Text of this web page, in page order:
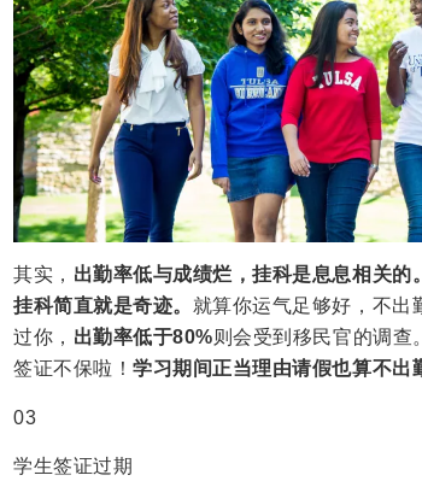
其实， 出勤率低与成绩烂，挂科是息息相关
挂科简直就是奇迹。 就算你运气足够好，不出
过你， 出勤率低于80%则会受到移民官的调查
签证不保啦！学习期间正当理由请假也算不出
03
学生签证过期